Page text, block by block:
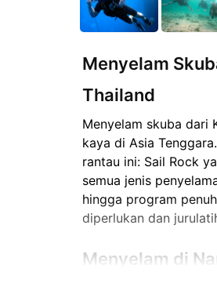
Menyelam
Thailand
Menyelam skuba dari
kaya di Asia
rantau ini: Sail Rock
semua jenis
hingga program
diperlukan dan
Menyelam di